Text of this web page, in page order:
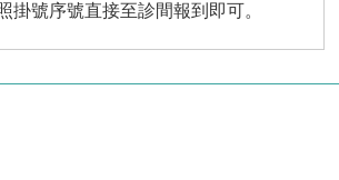
號序號直接至診間報到即可。